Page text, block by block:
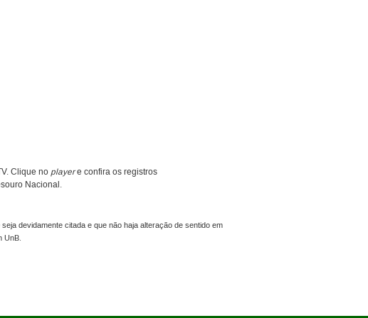
Clique no playere confira os registros
Nacional.
devidamente citada e que não haja alteração de sentido em
UnB.